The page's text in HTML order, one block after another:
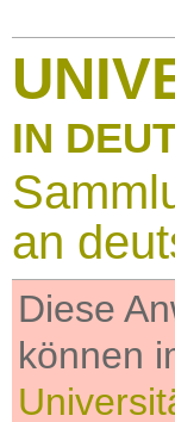
IN
an
Diese
können